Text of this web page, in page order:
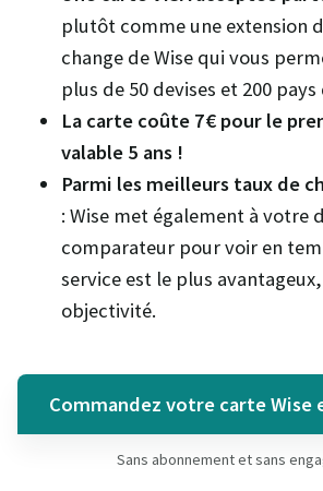
plutôt comme une extension
change de Wise qui vous
plus de 50 devises et 200
La carte coûte 7€ pour le
valable 5 ans !
Parmi les meilleurs taux de
: Wise met également à votre
comparateur pour voir en
service est le plus
objectivité.
Commandez votre carte Wise
Sans abonnement et sans